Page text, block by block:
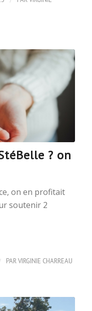
? on
on en profitait
soutenir 2
PARVIRGINIE CHARREAU